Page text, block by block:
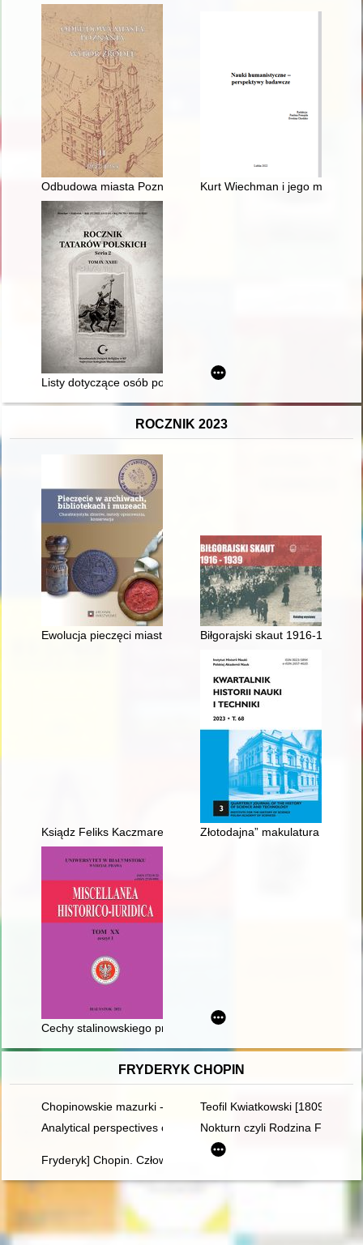
Odbudowa miasta Poznania : wybór źródeł. 2,Kurt Wiechman i jego majątek
Listy dotyczące osób pochodzenia kaukaskiego służących w
ROCZNIK 2023
Ewolucja pieczęci miast pruskich na przykładzie odcisków w
Biłgorajski skaut 1916-1939 :
Ksiądz Feliks Kaczmarek (1887, 1910, 1972)Złotodajna” makulatura : na
Cechy stalinowskiego prawa karnego na podstawie
FRYDERYK CHOPIN
Chopinowskie mazurki - czyli folklor a pojęcie muzyki
Teofil Kwiatkowski [1809-1891]
Analytical perspectives on the music of Chopin
Nokturn czyli Rodzina
Fryderyk] Chopin. Człowiek, dzieło, rezonans